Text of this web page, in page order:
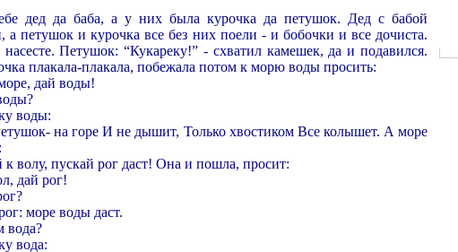
дед да баба, а у них была курочка да петушок. Дед с бабой
а петушок и курочка все без них поели - и бобочки и все дочиста.
Петушок: “Кукареку!” - схватил камешек, да и подавился.
плакала-плакала, побежала потом к морю воды просить:
дай воды!
воды:
на горе И не дышит, Только хвостиком Все колышет. А море
к волу, пускай рог даст! Она и пошла, просит:
дай рог!
море воды даст.
вода?
вода: